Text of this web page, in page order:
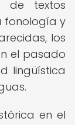
de textos
fonología y
los
el pasado
lingüística
en el